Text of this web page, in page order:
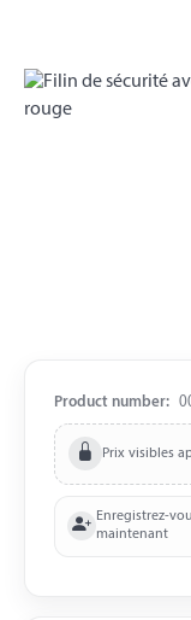
Skip image gallery
Product number:
Prix visibles
Enregistrez-
maintenant